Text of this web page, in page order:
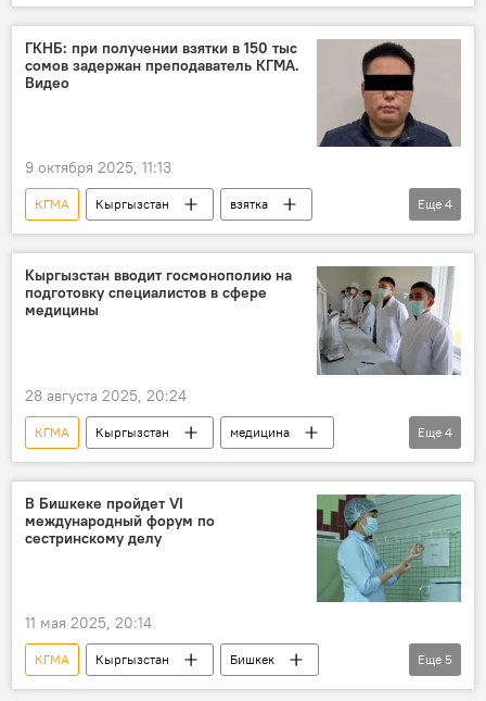
задержание
проректор видео
ГКНБ: при получении взятки в 150 тыс
сомов задержан преподаватель КГМА.
Видео
9 октября 2025, 11:13
КГМА Кыргызстан
взятка
преподаватель
задержание
ГКНБ
фото
Еще 4
Кыргызстан вводит госмонополию на
подготовку специалистов в сфере
медицины
28 августа 2025, 20:24
КГМА Кыргызстан
медицина
специалист
подготовка
указ
Садыр Жапаров
Еще 4
В Бишкеке пройдет VI
международный форум по
сестринскому делу
11 мая 2025, 20:14
КГМА Кыргызстан
Бишкек
форум
медсестра
акушер
Еще 5